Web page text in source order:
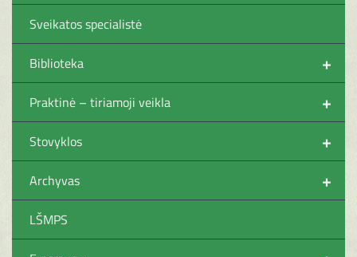
Sveikatos specialistė
+
Biblioteka
+
Praktinė – tiriamoji veikla
+
Stovyklos
+
Archyvas
LŠMPS